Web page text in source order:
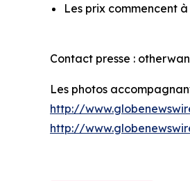
Les prix commencent
Contact presse :
Les photos
http://
http://